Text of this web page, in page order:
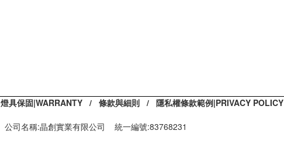
燈具保固|WARRANTY/ 條款與細則/ 隱私權條款範例|PRIVACY POLICY
公司名稱:晶創實業有限公司 統一編號:83768231